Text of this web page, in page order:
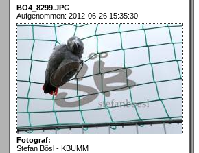
BO4_8299.JPG
Aufgenommen: 2012-06-26 15:35:30
Fotograf:
Stefan Bösl - KBUMM